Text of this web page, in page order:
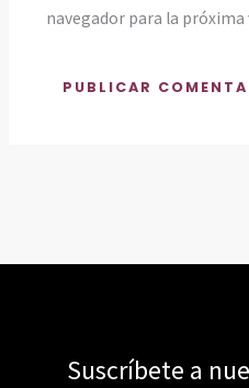
navegador para la próxima
Suscríbete a